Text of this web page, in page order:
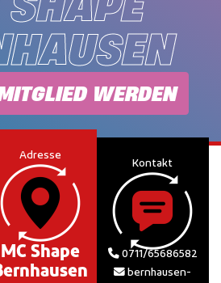
WERDEN
Adresse
MC Shape
Kontakt
0711/65686582
bernhausen-